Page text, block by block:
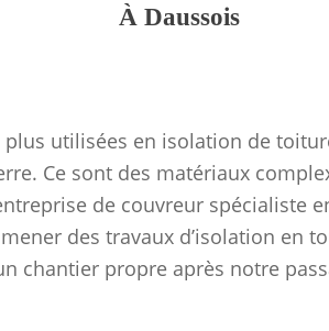
À Daussois
plus utilisées en isolation de
Ce sont des matériaux
de couvreur spécialiste
des travaux d’isolation en
chantier propre après notre